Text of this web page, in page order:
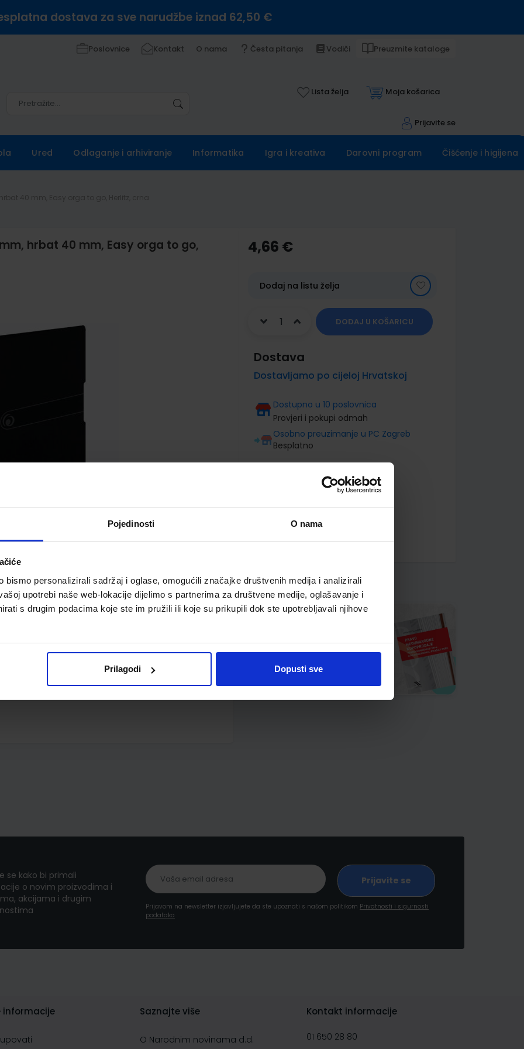
Pojedinosti O nama
bismo personalizirali sadržaj i oglase, omogućili značajke društvenih medija i analizirali
upotrebi naše web-lokacije dijelimo s partnerima za društvene medije, oglašavanje i
s drugim podacima koje ste im pružili ili koje su prikupili dok ste upotrebljavali njihove
Prilagodi Dopusti sve
dostava za sve narudžbe iznad 62,50 €
Poslovnice Kontakt O nama Česta pitanja Vodiči Preuzmite kataloge
Lista želja Moja košarica
Prijavite se
Ured Odlaganje i arhiviranje Informatika Igra i kreativa Darovni program Čišćenje i higijena
hrbat 40 mm, Easy orga to go,
4,66 €
Dodaj na listu želja
DODAJ U KOŠARICU
Dostava
Dostavljamo po cijeloj Hrvatskoj
Dostupno u 10 poslovnica
Provjeri i pokupi odmah
Osobno preuzimanje u PC Zagreb
Besplatno
polipropilen; 2 "D" ringa promjera 25 mm
se kako bi primali
o novim proizvodima i
akcijama i drugim
Prijavom na newsletter izjavljujete da ste upoznati s našom politikom Privatnosti i sigurnosti
podataka
informacije Saznajte više
O Narodnim novinama d.d.
Kontakt informacije
01 650 28 80